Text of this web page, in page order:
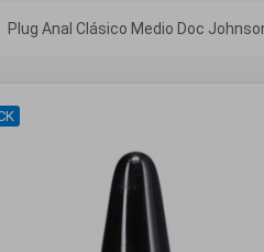
Plug Anal Clásico Medio Doc